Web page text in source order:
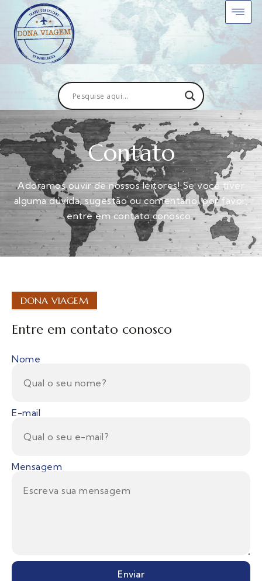
Contato
Adoramos ouvir de nossos leitores! Se você tiver
alguma dúvida, sugestão ou comentário, por favor,
entre em contato conosco.
DONA VIAGEM
Entre em contato conosco
Nome
E-mail
Mensagem
Enviar